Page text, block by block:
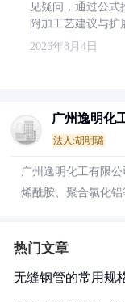
见疑问，通过公
附加工艺建议与扩
2026年8月4日
广州逸明化
法人:胡明璐
广州逸明化工有限
烯酰胺、聚合氯化铝
热门文章
无缝钢管的常用规